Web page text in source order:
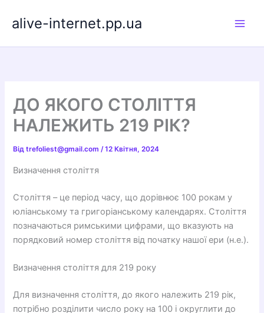
alive-internet.pp.ua
ДО ЯКОГО СТОЛІТТЯ
НАЛЕЖИТЬ 219 РІК?
Відtrefoliest@gmail.com/12 Квітня, 2024
Визначення століття
Століття – це період часу, що дорівнює 100 рокам у
юліанському та григоріанському календарях. Століття
позначаються римськими цифрами, що вказують на
порядковий номер століття від початку нашої ери (н.е.).
Визначення століття для 219 року
Для визначення століття, до якого належить 219 рік,
потрібно розділити число року на 100 і округлити до